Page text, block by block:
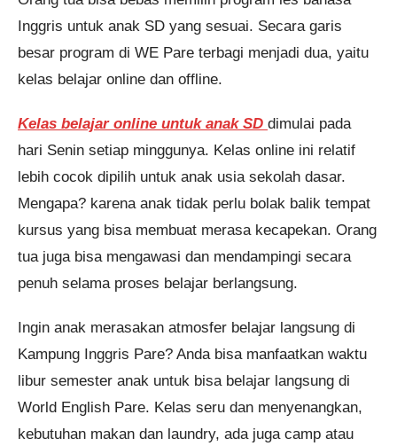
Inggris untuk anak SD yang sesuai. Secara garis
besar program di WE Pare terbagi menjadi dua, yaitu
kelas belajar online dan offline.
Kelas belajar online untuk anak SD dimulai pada
hari Senin setiap minggunya. Kelas online ini relatif
lebih cocok dipilih untuk anak usia sekolah dasar.
Mengapa? karena anak tidak perlu bolak balik tempat
kursus yang bisa membuat merasa kecapekan. Orang
tua juga bisa mengawasi dan mendampingi secara
penuh selama proses belajar berlangsung.
Ingin anak merasakan atmosfer belajar langsung di
Kampung Inggris Pare? Anda bisa manfaatkan waktu
libur semester anak untuk bisa belajar langsung di
World English Pare. Kelas seru dan menyenangkan,
kebutuhan makan dan laundry, ada juga camp atau